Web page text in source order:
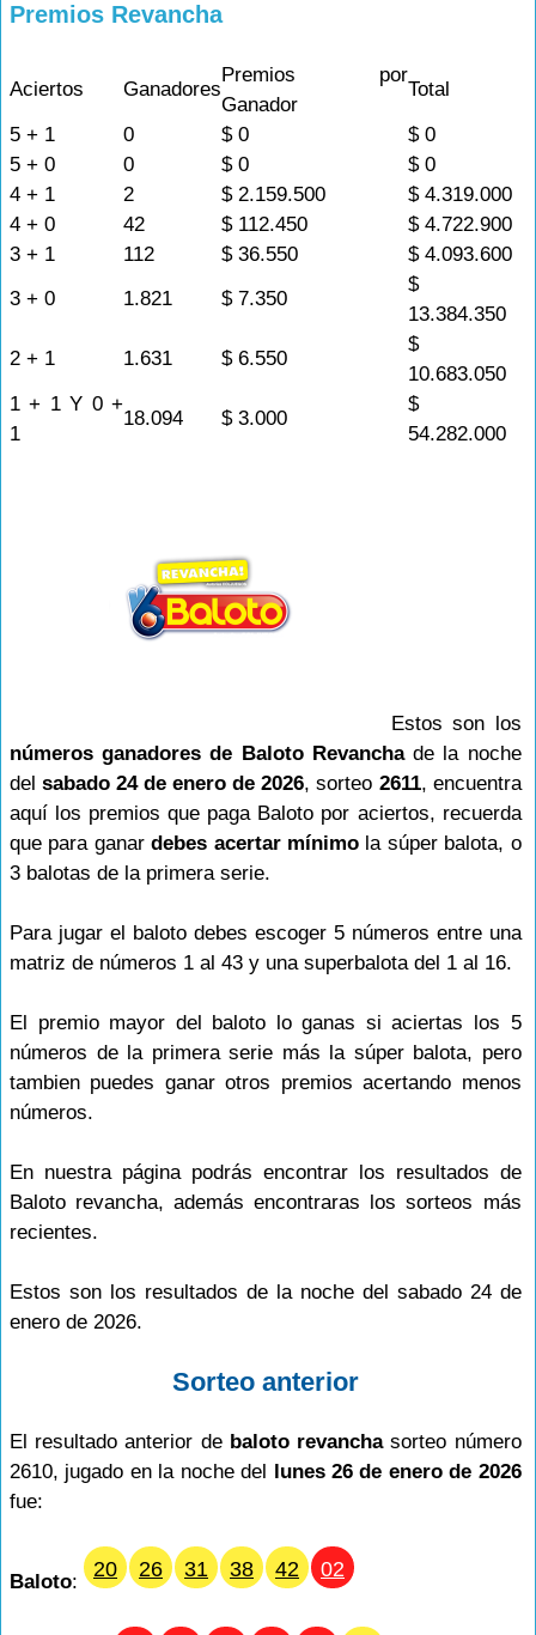
Premios Revancha
Aciertos Ganadores
Premios por
Ganador
Total
5 + 1
0 $ 0
$ 0
5 + 0
0 $ 0
$ 0
4 + 1
2 $ 2.159.500
$ 4.319.000
4 + 0
42 $ 112.450
$ 4.722.900
3 + 1
112 $ 36.550
$ 4.093.600
3 + 0
1.821 $ 7.350
$
13.384.350
2 + 1
1.631 $ 6.550
$
10.683.050
1 + 1 Y 0 +
1
18.094 $ 3.000
$
54.282.000
Estos son los
números ganadores de Baloto Revanchade la noche
delsabado 24 de enero de 2026, sorteo 2611, encuentra
aquí los premios que paga Baloto por aciertos, recuerda
que para ganardebes acertar mínimo la súper balota, o
3 balotas de la primera serie.
Para jugar el baloto debes escoger 5 números entre una
matriz de números 1 al 43 y una superbalota del 1 al 16.
El premio mayor del baloto lo ganas si aciertas los 5
números de la primera serie más la súper balota, pero
tambien puedes ganar otros premios acertando menos
números.
En nuestra página podrás encontrar los resultados de
Baloto revancha, además encontraras los sorteos más
recientes.
Estos son los resultados de la noche del sabado 24 de
enero de 2026.
Sorteo anterior
El resultado anterior de baloto revanchasorteo número
2610, jugado en la noche del lunes 26 de enero de 2026
fue:
Baloto:
20 26 31 38 42 02